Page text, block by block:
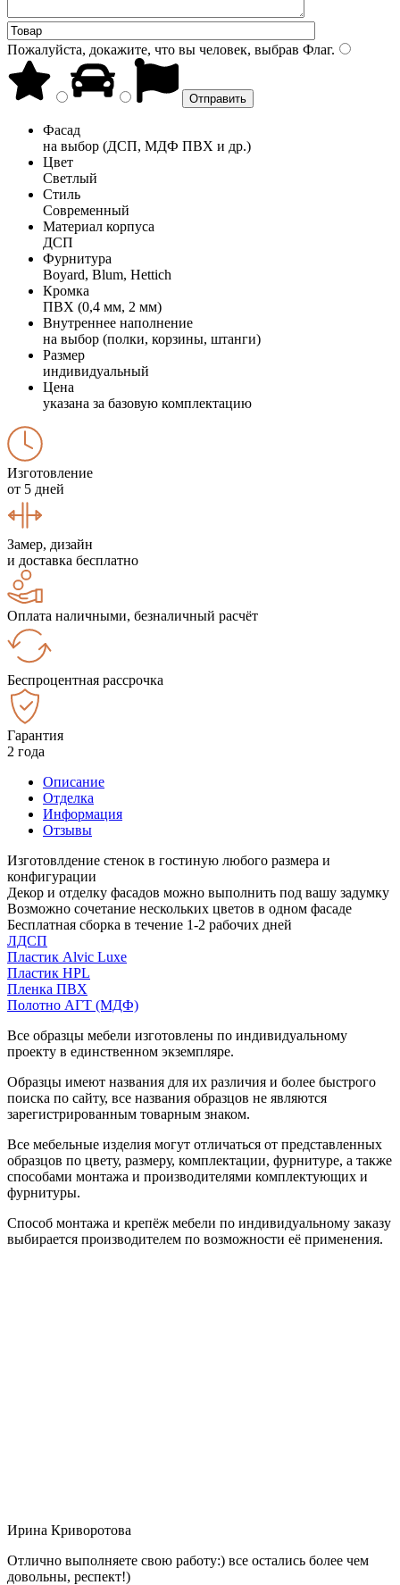
Пожалуйста, докажите, что вы человек, выбрав Флаг.
Фасад
на выбор (ДСП, МДФ ПВХ и др.)
Цвет
Светлый
Стиль
Современный
Материал корпуса
ДСП
Фурнитура
Boyard, Blum, Hettich
Кромка
ПВХ (0,4 мм, 2 мм)
Внутреннее наполнение
на выбор (полки, корзины, штанги)
Размер
индивидуальный
Цена
указана за базовую комплектацию
Изготовление
от 5 дней
Замер, дизайн
и доставка бесплатно
Оплата наличными, безналичный расчёт
Беспроцентная рассрочка
Гарантия
2 года
Описание
Отделка
Информация
Отзывы
Изготовлдение стенок в гостиную любого размера и
конфигурации
Декор и отделку фасадов можно выполнить под вашу задумку
Возможно сочетание нескольких цветов в одном фасаде
Бесплатная сборка в течение 1-2 рабочих дней
ЛДСП
Пластик Alvic Luxe
Пластик HPL
Пленка ПВХ
Полотно АГТ (МДФ)
Все образцы мебели изготовлены по индивидуальному
проекту в единственном экземпляре.
Образцы имеют названия для их различия и более быстрого
поиска по сайту, все названия образцов не являются
зарегистрированным товарным знаком.
Все мебельные изделия могут отличаться от представленных
образцов по цвету, размеру, комплектации, фурнитуре, а также
способами монтажа и производителями комплектующих и
фурнитуры.
Способ монтажа и крепёж мебели по индивидуальному заказу
выбирается производителем по возможности её применения.
Ирина Криворотова
Отлично выполняете свою работу:) все остались более чем
довольны, респект!)